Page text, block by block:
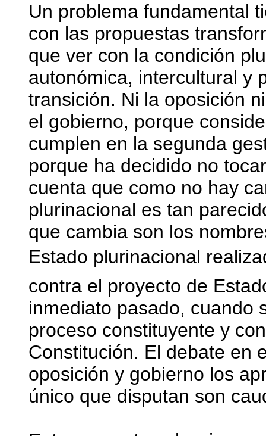
Un problema fundamental
con las propuestas
que ver con la condición
autonómica, intercultural y
transición. Ni la oposición
el gobierno, porque
cumplen en la segunda
porque ha decidido no
cuenta que como no hay
plurinacional es tan
que cambia son los
Estado plurinacional
contra el proyecto de
inmediato pasado, cuando
proceso constituyente y
Constitución. El debate en
oposición y gobierno los
único que disputan son